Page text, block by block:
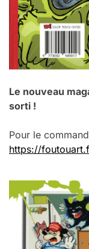
Le nouveau
sorti !
Pour le
https://